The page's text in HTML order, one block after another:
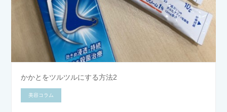
かかとをツルツルにする方法2
美容コラム